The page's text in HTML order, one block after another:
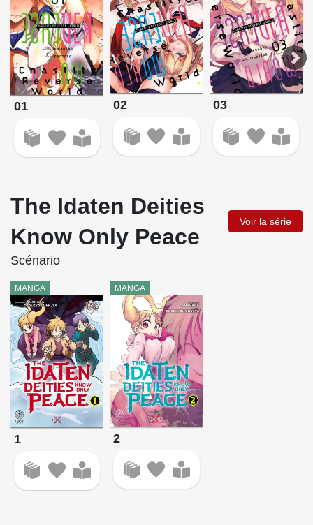
01 02 03
The Idaten Deities
Know Only Peace
Voir la série
Scénario
MANGA
1
MANGA
2